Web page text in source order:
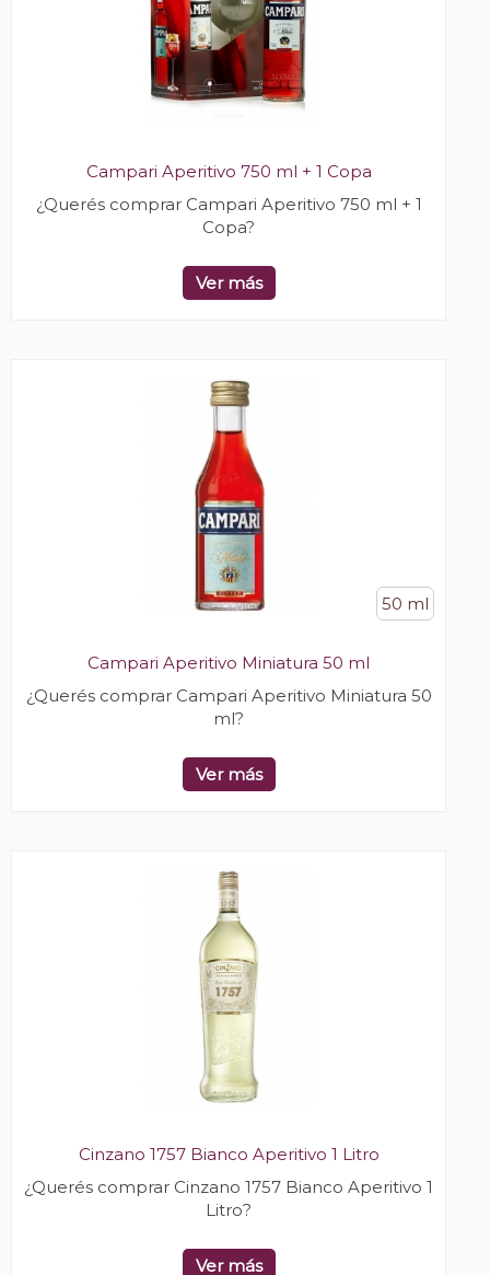
Campari Aperitivo 750 ml + 1 Copa
¿Querés comprar Campari Aperitivo 750 ml + 1
Copa?
Ver más
50 ml
Campari Aperitivo Miniatura 50 ml
¿Querés comprar Campari Aperitivo Miniatura 50
ml?
Ver más
Cinzano 1757 Bianco Aperitivo 1 Litro
¿Querés comprar Cinzano 1757 Bianco Aperitivo 1
Litro?
Ver más